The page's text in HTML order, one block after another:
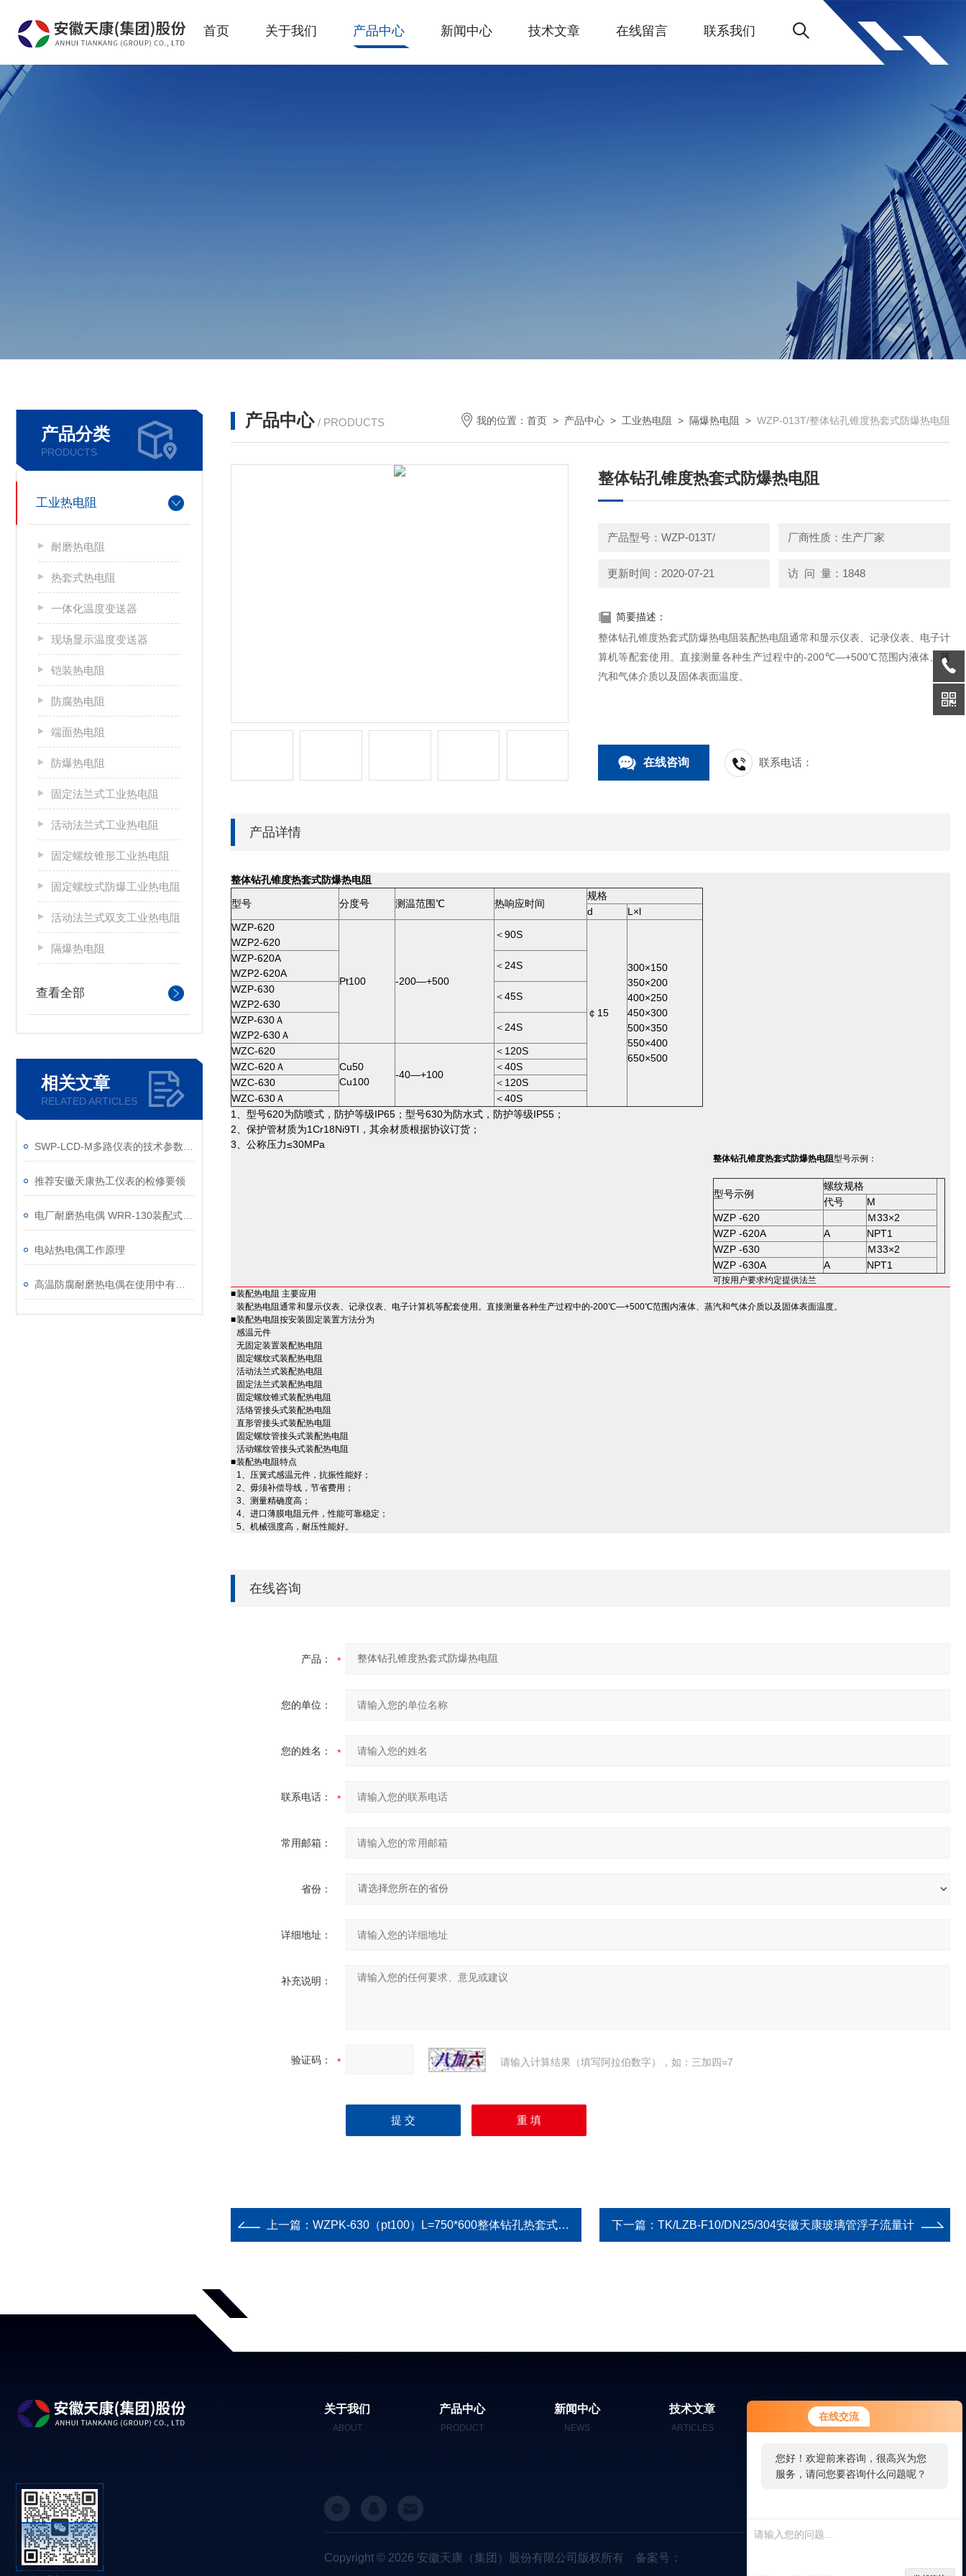
在线交流
您好！欢迎前来咨询，很高兴为您
服务，请问您要咨询什么问题呢？
了需求产品，您可以直接在线与我
联系！
首页 关于我们 产品中心 新闻中心 技术文章 在线留言 联系我们
产品分类
PRODUCTS
工业热电阻
耐磨热电阻
热套式热电阻
一体化温度变送器
现场显示温度变送器
铠装热电阻
防腐热电阻
端面热电阻
防爆热电阻
固定法兰式工业热电阻
活动法兰式工业热电阻
固定螺纹锥形工业热电阻
固定螺纹式防爆工业热电阻
活动法兰式双支工业热电阻
隔爆热电阻
查看全部
相关文章
RELATED ARTICLES
推荐安徽天康热工仪表的检修要领
电站热电偶工作原理
产品中心 / PRODUCTS 我的位置： 首页 > 产品中心 > 工业热电阻 > 隔爆热电阻 > WZP-013T/整体钻孔锥度热套式防爆热电阻
整体钻孔锥度热套式防爆热电阻
产品型号：WZP-013T/ 厂商性质：生产厂家
更新时间：2020-07-21 访 问 量：1848
简要描述：
整体钻孔锥度热套式防爆热电阻装配热电阻通常和显示仪表、记录仪表、电子计
算机等配套使用。直接测量各种生产过程中的-200℃—+500℃范围内液体、蒸
汽和气体介质以及固体表面温度。
在线咨询 联系电话：
产品详情
整体钻孔锥度热套式防爆热电阻
型号 分度号 测温范围℃ 热响应时间
规格
d
L×l
WZP-620
WZP2-620
Pt100 -200—+500
＜90S
￠15
300×150
350×200
400×250
450×300
500×350
550×400
650×500
WZP-620A
WZP2-620A
＜24S
WZP-630
WZP2-630
＜45S
WZP-630Ａ
WZP2-630Ａ
＜24S
WZC-620
Cu50
Cu100
-40—+100
＜120S
WZC-620Ａ
＜40S
WZC-630
＜120S
WZC-630Ａ
＜40S
1、型号620为防喷式，防护等级IP65；型号630为防水式，防护等级IP55；
2、保护管材质为1Cr18Ni9TI，其余材质根据协议订货；
3、公称压力≤30MPa
整体钻孔锥度热套式防爆热电阻型号示例：
型号示例
螺纹规格
代号
M
WZP -620
Ｍ33×2
WZP -620A
A
NPT1
WZP -630
Ｍ33×2
WZP -630A
A NPT1
可按用户要求约定提供法兰
■装配热电阻 主要应用
装配热电阻通常和显示仪表、记录仪表、电子计算机等配套使用。直接测量各种生产过程中的-200℃—+500℃范围内液体、蒸汽和气体介质以及固体表面温度。
■装配热电阻按安装固定装置方法分为
感温元件
无固定装置装配热电阻
固定螺纹式装配热电阻
活动法兰式装配热电阻
固定法兰式装配热电阻
固定螺纹锥式装配热电阻
活络管接头式装配热电阻
直形管接头式装配热电阻
固定螺纹管接头式装配热电阻
活动螺纹管接头式装配热电阻
■装配热电阻特点
1、压簧式感温元件，抗振性能好；
2、毋须补偿导线，节省费用；
3、测量精确度高；
4、进口薄膜电阻元件，性能可靠稳定；
5、机械强度高，耐压性能好。
在线咨询
产品：
您的单位：
您的姓名：
联系电话：
常用邮箱：
省份：
详细地址：
补充说明：
验证码： 请输入计算结果（填写阿拉伯数字），如：三加四=7
上一篇： WZPK-630（pt100）L=750*600整体钻孔热套式（锥度）防爆热电阻 下一篇： TK/LZB-F10/DN25/304安徽天康玻璃管浮子流量计
关于我们
ABOUT
产品中心
PRODUCT
新闻中心
NEWS
技术文章
ARTICLES
在线留言
MESSAGES
Copyright © 2026 安徽天康（集团）股份有限公司版权所有 备案号：